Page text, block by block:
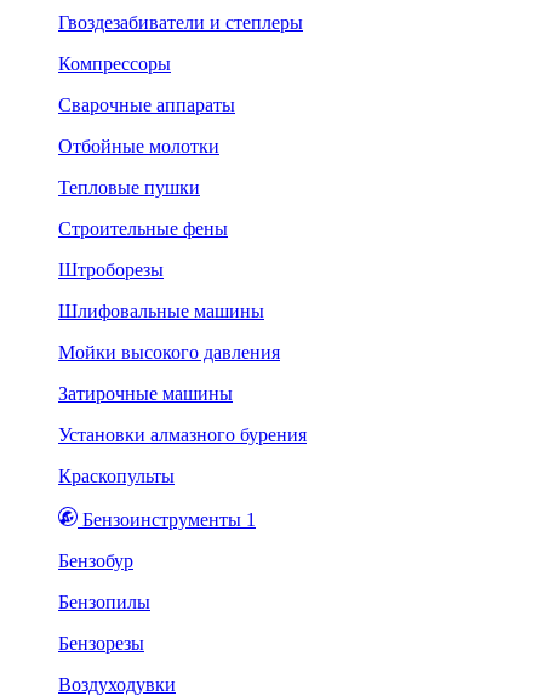
Гвоздезабиватели и степлеры
Компрессоры
Сварочные аппараты
Отбойные молотки
Тепловые пушки
Строительные фены
Штроборезы
Шлифовальные машины
Мойки высокого давления
Затирочные машины
Установки алмазного бурения
Краскопульты
Бензоинструменты 1
Бензобур
Бензопилы
Бензорезы
Воздуходувки